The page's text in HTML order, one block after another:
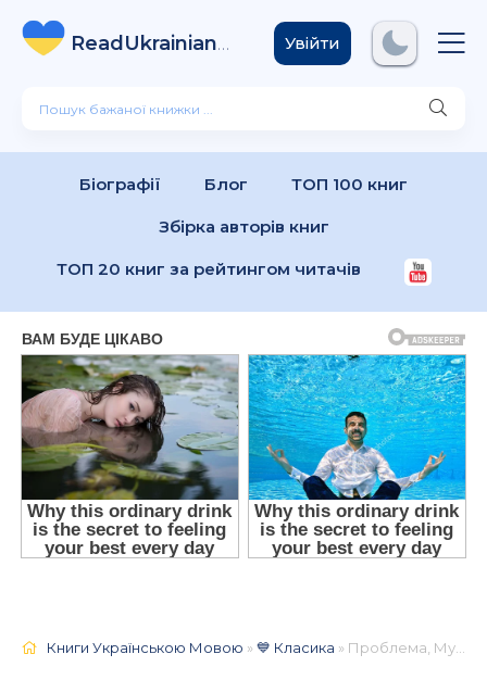
ReadUkrainian
Books .com
Увійти
Біографії Блог ТОП 100 книг
Збірка авторів книг
ТОП 20 книг за рейтингом читачів
Книги Українською Мовою »💙 Класика » Проблема, Музичук Аркадій 📚 - Українською